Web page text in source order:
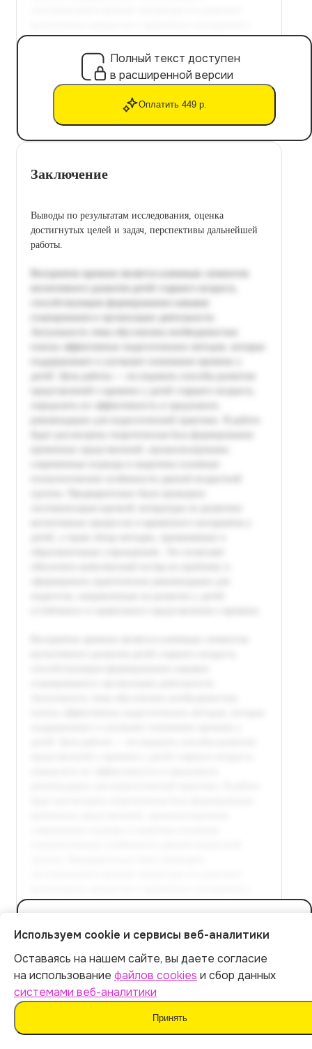
Полный текст доступен
в расширенной версии
Оплатить 449 р.
Заключение
Выводы по результатам исследования, оценка
достигнутых целей и задач, перспективы дальнейшей
работы.
в расширенной версии
Оплатить 449 р.
Итог:449р.
Оплатить
Используем cookie и сервисы веб-аналитики
Оставаясь на нашем сайте, вы даете согласие
на использование файлов cookies и сбор данных
системами веб-аналитики
Принять